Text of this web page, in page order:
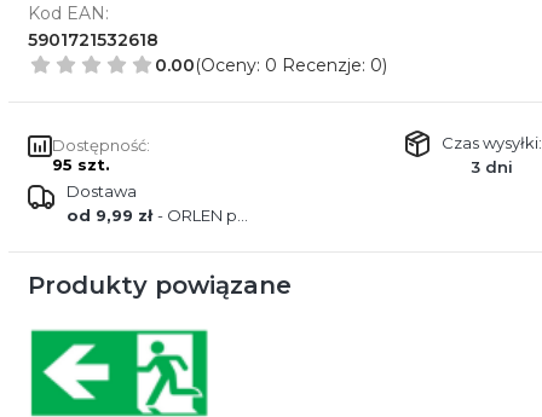
Kod EAN:
5901721532618
0.00(Oceny: 0 Recenzje: 0)
Dostępność:
95 szt.
Czas wysyłki:
3 dni
Dostawa
od 9,99 zł- ORLEN paczka
Produkty powiązane